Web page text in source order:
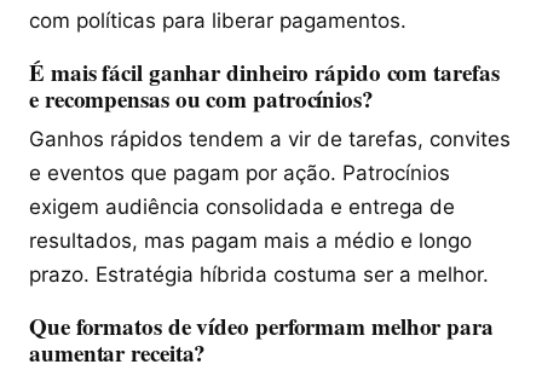
com políticas para liberar pagamentos.
É mais fácil ganhar dinheiro rápido com tarefas
e recompensas ou com patrocínios?
Ganhos rápidos tendem a vir de tarefas, convites
e eventos que pagam por ação. Patrocínios
exigem audiência consolidada e entrega de
resultados, mas pagam mais a médio e longo
prazo. Estratégia híbrida costuma ser a melhor.
Que formatos de vídeo performam melhor para
aumentar receita?